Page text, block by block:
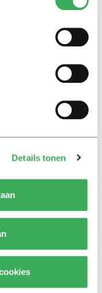
Details tonen
volgen. Dus
willen doen. We
maar wat als ze
de hand van die
is. Wat het
naar hun
En